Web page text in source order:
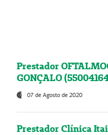
Prestador
GONÇALO
07 de Agosto de 2020
Prestador Clínica